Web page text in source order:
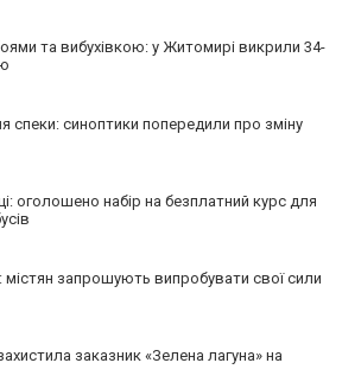
та вибухівкою: у Житомирі викрили 34-
спеки: синоптики попередили про зміну
оголошено набір на безплатний курс для
містян запрошують випробувати свої сили
заказник «Зелена лагуна» на